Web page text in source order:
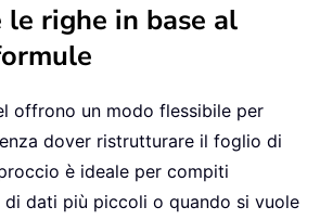
le righe in base al
offrono un modo flessibile per
dover ristrutturare il foglio di
è ideale per compiti
di dati più piccoli o quando si vuole